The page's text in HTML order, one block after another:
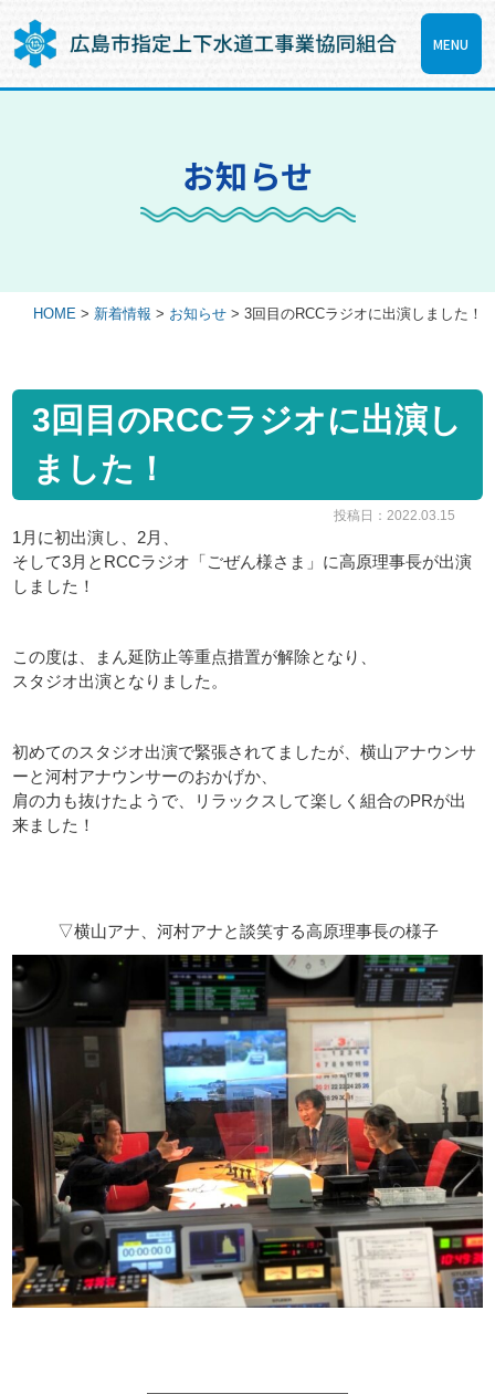
MENU
お知らせ
HOME > 新着情報 > お知らせ> 3回目のRCCラジオに出演しました！
3回目のRCCラジオに出演し
ました！
投稿日：2022.03.15
1月に初出演し、2月、
そして3月とRCCラジオ「ごぜん様さま」に高原理事長が出演
しました！
この度は、まん延防止等重点措置が解除となり、
スタジオ出演となりました。
初めてのスタジオ出演で緊張されてましたが、横山アナウンサ
ーと河村アナウンサーのおかげか、
肩の力も抜けたようで、リラックスして楽しく組合のPRが出
来ました！
▽横山アナ、河村アナと談笑する高原理事長の様子